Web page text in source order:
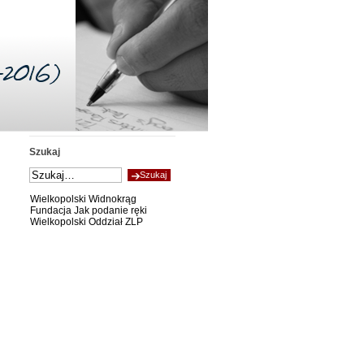
Szukaj
Wielkopolski Widnokrąg
Fundacja Jak podanie ręki
Wielkopolski Oddział ZLP